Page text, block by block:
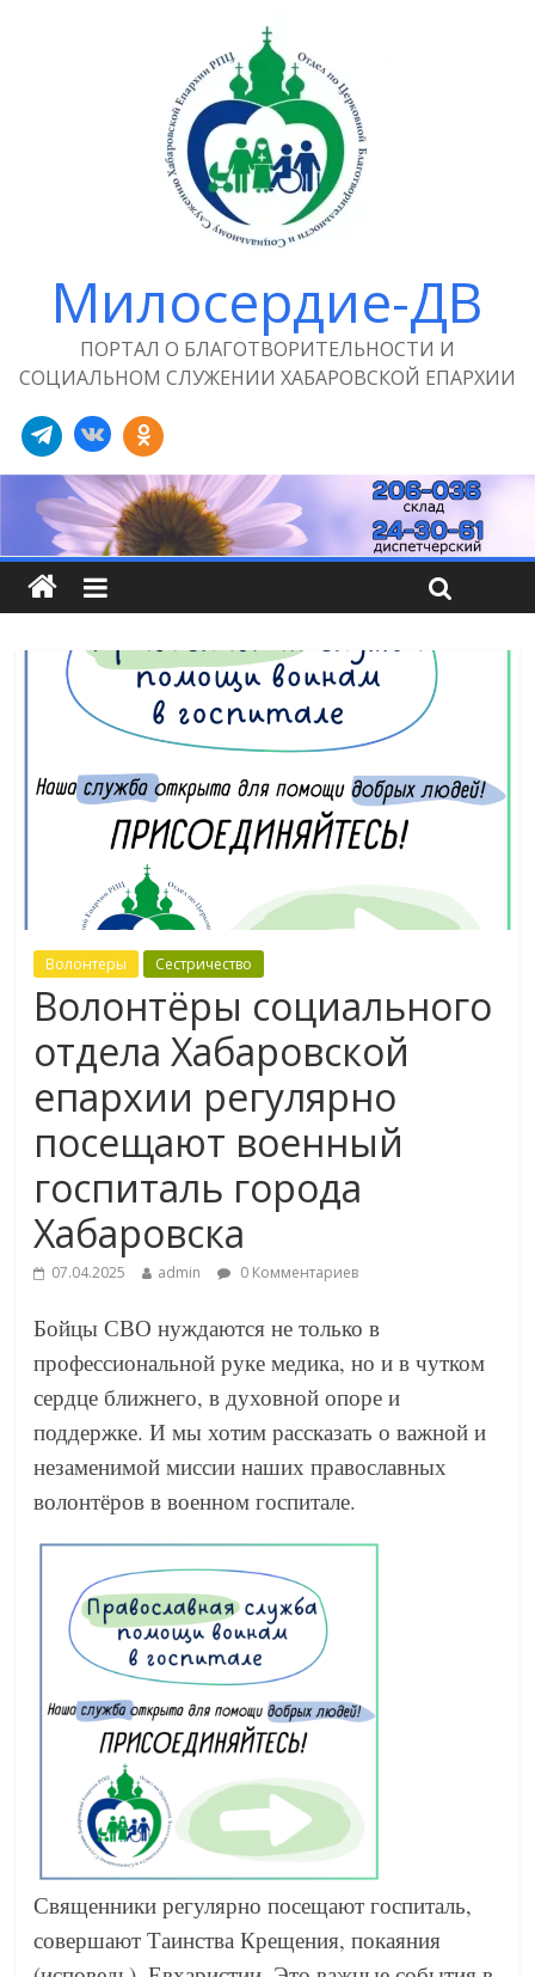
Милосердие-ДВ
ПОРТАЛ О БЛАГОТВОРИТЕЛЬНОСТИ И
СОЦИАЛЬНОМ СЛУЖЕНИИ ХАБАРОВСКОЙ ЕПАРХИИ
Волонтеры Сестричество
Волонтёры социального
отдела Хабаровской
епархии регулярно
посещают военный
госпиталь города
Хабаровска
07.04.2025 admin 0 Комментариев
Бойцы СВО нуждаются не только в
профессиональной руке медика, но и в чутком
сердце ближнего, в духовной опоре и
поддержке. И мы хотим рассказать о важной и
незаменимой миссии наших православных
волонтёров в военном госпитале.
Священники регулярно посещают госпиталь,
совершают Таинства Крещения, покаяния